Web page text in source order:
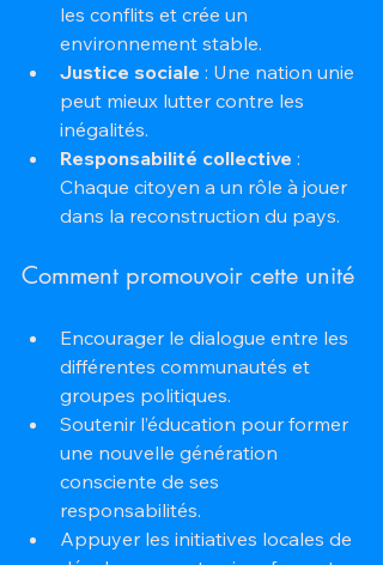
les conflits et crée un
environnement stable.
Justice sociale : Une nation unie
peut mieux lutter contre les
inégalités.
Responsabilité collective :
Chaque citoyen a un rôle à jouer
dans la reconstruction du pays.
Comment promouvoir cette unité
Encourager le dialogue entre les
différentes communautés et
groupes politiques.
Soutenir l’éducation pour former
une nouvelle génération
consciente de ses
responsabilités.
Appuyer les initiatives locales de